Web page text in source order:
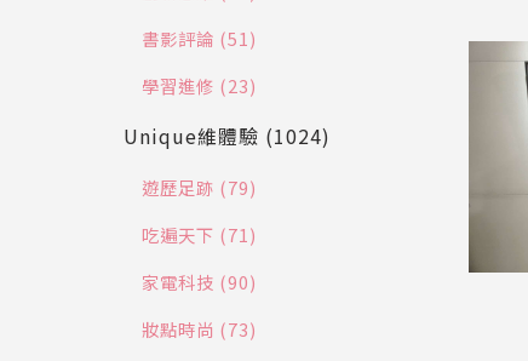
書影評論 (51)
學習進修 (23)
Unique維體驗 (1024)
遊歷足跡 (79)
吃遍天下 (71)
家電科技 (90)
妝點時尚 (73)